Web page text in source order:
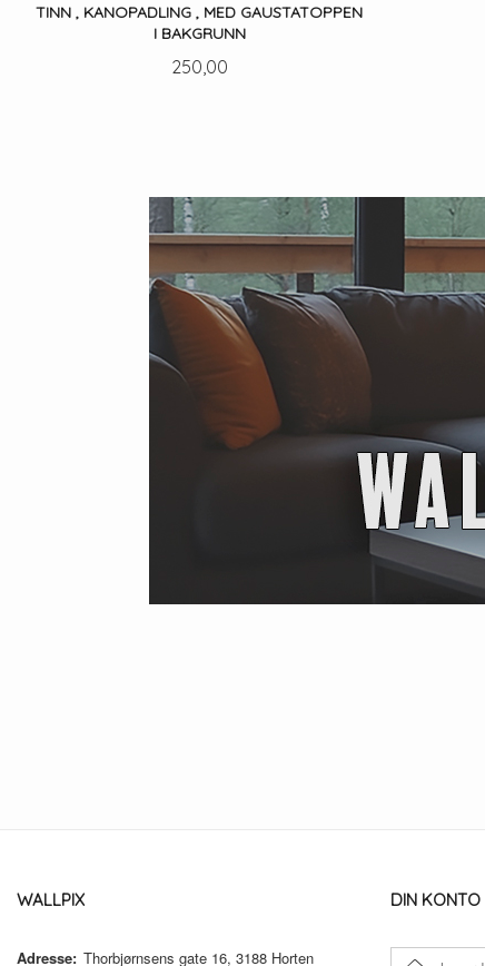
TINN , KANOPADLING , MED GAUSTATOPPEN
I BAKGRUNN
Pris
250,00
WALLPIX
Adresse: Thorbjørnsens gate 16, 3188 Horten
DIN KONTO